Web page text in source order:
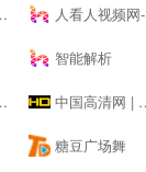
人看人视频网-最具活力的视频新媒体
智能解析
中国高清网 | 高清--|高清电影网|蓝光原盘|磁力链迅雷下载高清的电影天堂
糖豆广场舞